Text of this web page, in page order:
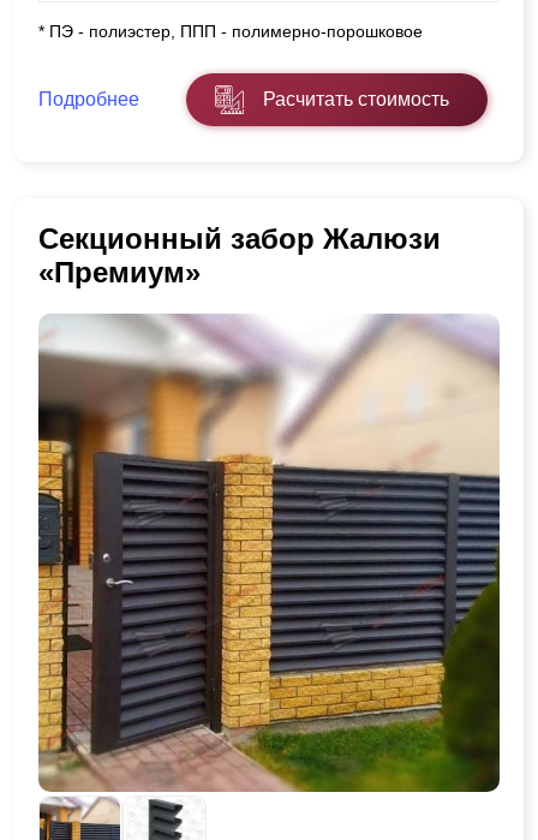
* ПЭ - полиэстер, ППП - полимерно-порошковое
Подробнее Расчитать стоимость
Секционный забор Жалюзи
«Премиум»